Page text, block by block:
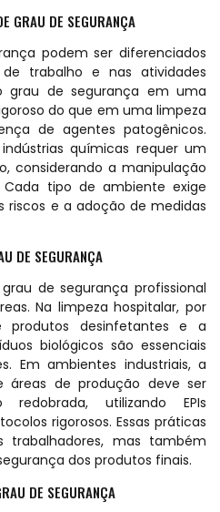
GRAU DE SEGURANÇA
podem ser diferenciados
trabalho e nas atividades
grau de segurança em uma
do que em uma limpeza
de agentes patogênicos.
químicas requer um
considerando a manipulação
Cada tipo de ambiente exige
riscos e a adoção de medidas
DE SEGURANÇA
de segurança profissional
Na limpeza hospitalar, por
produtos desinfetantes e a
biológicos são essenciais
Em ambientes industriais, a
áreas de produção deve ser
utilizando EPIs
rigorosos. Essas práticas
mas também
dos produtos finais.
DE SEGURANÇA